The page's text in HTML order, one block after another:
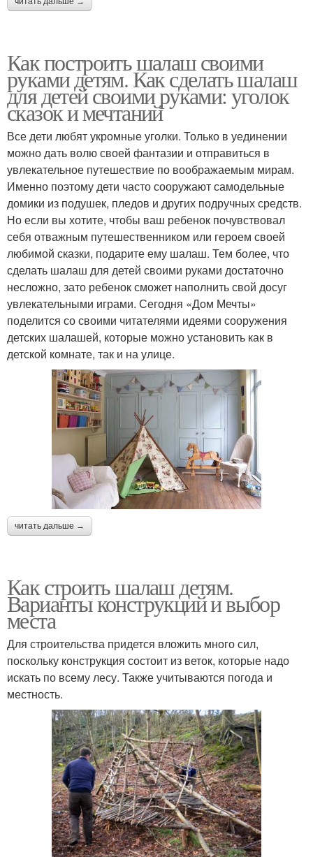
Как построить шалаш своими
руками детям. Как сделать шалаш
для детей своими руками: уголок
сказок и мечтаний
Все дети любят укромные уголки. Только в уединении
можно дать волю своей фантазии и отправиться в
увлекательное путешествие по воображаемым мирам.
Именно поэтому дети часто сооружают самодельные
домики из подушек, пледов и других подручных средств.
Но если вы хотите, чтобы ваш ребенок почувствовал
себя отважным путешественником или героем своей
любимой сказки, подарите ему шалаш. Тем более, что
сделать шалаш для детей своими руками достаточно
несложно, зато ребенок сможет наполнить свой досуг
увлекательными играми. Сегодня «Дом Мечты»
поделится со своими читателями идеями сооружения
детских шалашей, которые можно установить как в
детской комнате, так и на улице.
читать дальше →
Как строить шалаш детям.
Варианты конструкций и выбор
места
Для строительства придется вложить много сил,
поскольку конструкция состоит из веток, которые надо
искать по всему лесу. Также учитываются погода и
местность.